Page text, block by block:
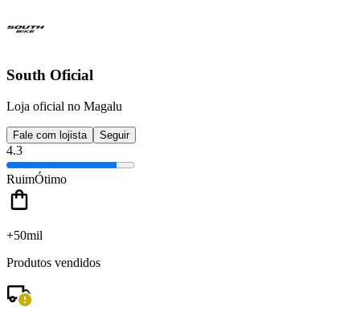
South Oficial
Loja oficial no Magalu
Fale com lojista Seguir
4.3
RuimÓtimo
+50mil
Produtos vendidos